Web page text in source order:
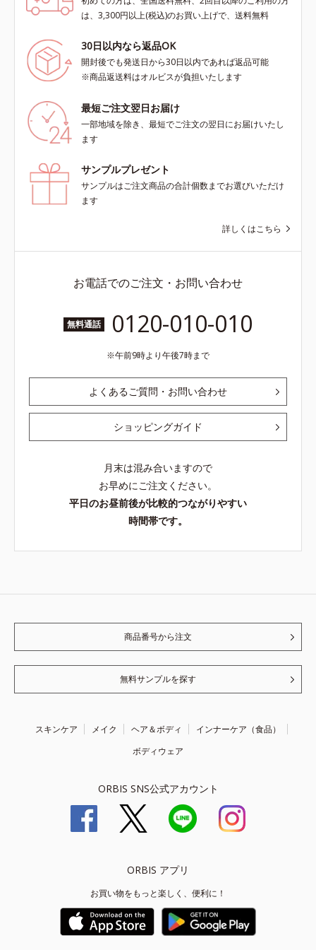
は、3,300円以上(税込)のお買い上げで、送料無料
30日以内なら返品OK
開封後でも発送日から30日以内であれば返品可能
※商品返送料はオルビスが負担いたします
最短ご注文翌日お届け
一部地域を除き、最短でご注文の翌日にお届けいたし
ます
サンプルプレゼント
サンプルはご注文商品の合計個数までお選びいただけ
ます
詳しくはこちら
お電話でのご注文・お問い合わせ
無料通話 0120-010-010
午前9時より午後7時まで
よくあるご質問・お問い合わせ
ショッピングガイド
月末は混み合いますので
お早めにご注文ください。
平日のお昼前後が比較的つながりやすい
時間帯です。
商品番号から注文
無料サンプルを探す
スキンケア メイク ヘア＆ボディ
インナーケア（食品）
ボディウェア
ORBIS SNS公式アカウント
ORBIS アプリ
お買い物をもっと楽しく、便利に！